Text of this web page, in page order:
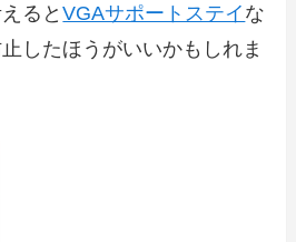
るとVGAサポートステイ な
したほうがいいかもしれま